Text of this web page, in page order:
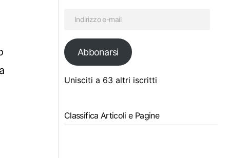
Abbonarsi
Unisciti a 63 altri iscritti
Classifica Articoli e Pagine